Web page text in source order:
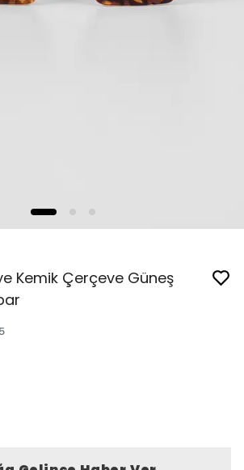
Kemik Çerçeve Güneş